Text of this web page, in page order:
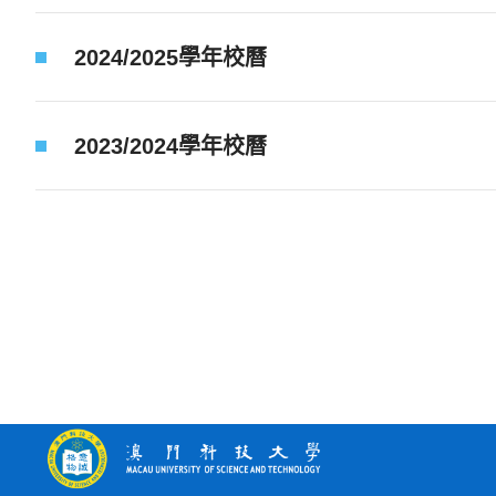
2024/2025學年校曆
2023/2024學年校曆